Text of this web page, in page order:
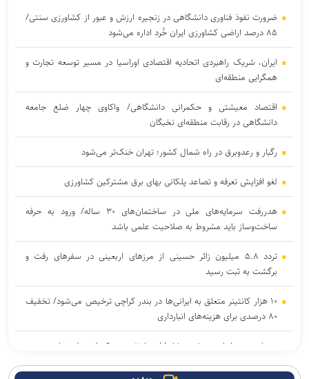
ضرورت نفوذ فناوری دانشگاهی در زنجیره ارزش و عبور از کشاورزی سنتی/
۸۵ درصد اراضی کشاورزی ایران خُرد اداره می‌شود
ایران، شریک راهبردی اتحادیه اقتصادی اوراسیا در مسیر توسعه تجارت و
همگرایی منطقه‌ای
اقتصاد معیشتی و حکمرانی دانشگاهی/ واکاوی چهار ضلع جامعه
دانشگاهی در رقابت منطقه‌ای نخبگان
رگبار و رعدوبرق در راه شمال کشور؛ تهران خنک‌تر می‌شود
لغو افزایش تعرفه و تصاعد پلکانی بهای برق مشترکین کشاورزی
هدررفت سرمایه‌های ملی در ساختمان‌های ۳۰ ساله/ ورود به حرفه
ساخت‌وساز باید مشروط به صلاحیت علمی باشد
تردد ۵.۸ میلیون زائر حسینی از مرز‌های اربعینی در سفر‌های رفت و
برگشت به ثبت رسید
۱۰ هزار کانتینر متعلق به ایرانی‌ها در بندر کراچی ترخیص می‌شود/ تخفیف
۸۰ درصدی برای هزینه‌های انبارداری
معمای سهم ایران در خزر مشاع! / چرا تثبیت حکمرانی ملی نیازمند عبور